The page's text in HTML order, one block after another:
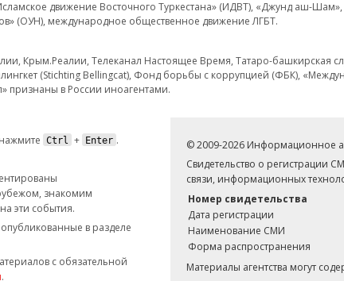
движение Восточного Туркестана» (ИДВТ), «Джунд аш-
(ОУН), международное общественное движение ЛГБТ.
Крым.Реалии, Телеканал Настоящее Время, Татаро-башкирская
(Stichting Bellingcat), Фонд борьбы с коррупцией (ФБК),
признаны в России иноагентами.
Ctrl + Enter .
знакомим
эти события.
опубликованные в разделе
с обязательной
.
© 2009-2026 Информационное
Свидетельство о регистрации
связи, информационных
Номер свидетельства
Дата регистрации
Наименование СМИ
Форма распространения
Материалы агентства могут